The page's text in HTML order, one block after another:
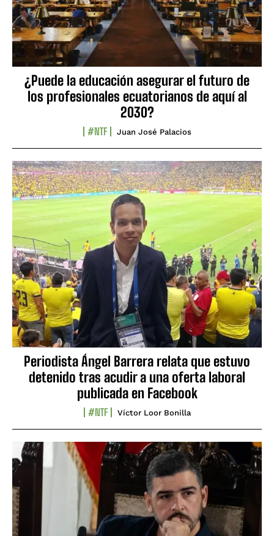
¿Puede la educación asegurar el futuro de
los profesionales ecuatorianos de aquí al
2030?
#NTF Juan José Palacios
Periodista Ángel Barrera relata que estuvo
detenido tras acudir a una oferta laboral
publicada en Facebook
#NTF Víctor Loor Bonilla